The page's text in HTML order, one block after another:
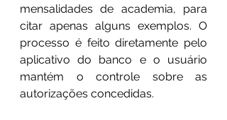
mensalidades de academia, para
citar apenas alguns exemplos. O
processo é feito diretamente pelo
aplicativo do banco e o usuário
mantém o controle sobre as
autorizações concedidas.